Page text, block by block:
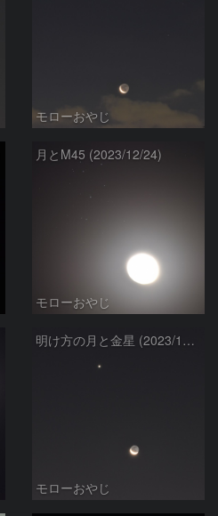
モローおやじ
月とM45 (2023/12/24)
モローおやじ
明け方の月と金星 (2023/12/10)
モローおやじ